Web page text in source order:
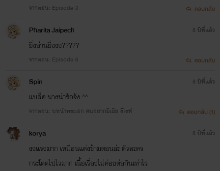
ตื้อรักนายมาดนิ่ง
จากตอน: Episode 3 ตอบกลับ
Pharita Jaipech
ยิ่งอ่านยิ่งงง?????
จากตอน: Episode 6
8 ปีที่แล้ว
ตอบกลับ
Spin
แบล็ค นางน่ารักจัง ^^
จากตอน: บทนำพระเอก คนอยากมีเมีย รีไรท์
8 ปีที่แล้ว
ตอบกลับ (1)
korya
งงแรงมาก เหมือนแต่งข้ามตอนอ่ะ ตัวละคร
กระโดดไปไวมาก เนื้อเรื่องไม่ค่อยต่อกันเท่าไร
8 ปีที่แล้ว